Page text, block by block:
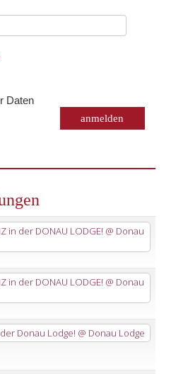
Daten
in der DONAU LODGE! @ Donau
in der DONAU LODGE! @ Donau
Donau Lodge! @ Donau Lodge